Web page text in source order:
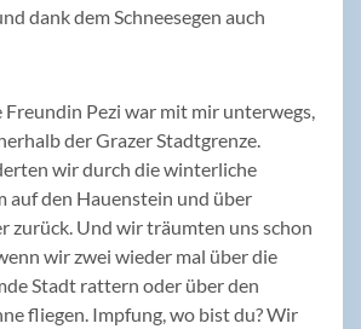
dank dem Schneesegen auch
Freundin Pezi war mit mir unterwegs,
der Grazer Stadtgrenze.
wir durch die winterliche
auf den Hauenstein und über
zurück. Und wir träumten uns schon
wir zwei wieder mal über die
Stadt rattern oder über den
fliegen. Impfung, wo bist du? Wir